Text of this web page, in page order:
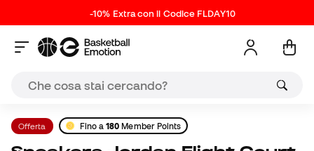
-10% Extra con il Codice FLDAY10
Offerta Fino a180 Member Points